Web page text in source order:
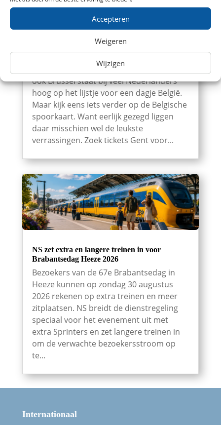
Accepteren
Weigeren
Wijzigen
5 verrassend leuke Belgische steden die perfect
Antwerpen kennen we inmiddels wel en
ook Brussel staat bij veel Nederlanders
hoog op het lijstje voor een dagje België.
Maar kijk eens iets verder op de Belgische
spoorkaart. Want eerlijk gezegd liggen
daar misschien wel de leukste
verrassingen. Zoek tickets Gent voor...
NS zet extra en langere treinen in voor
Brabantsedag Heeze 2026
Bezoekers van de 67e Brabantsedag in
Heeze kunnen op zondag 30 augustus
2026 rekenen op extra treinen en meer
zitplaatsen. NS breidt de dienstregeling
speciaal voor het evenement uit met
extra Sprinters en zet langere treinen in
om de verwachte bezoekersstroom op
te...
Internationaal